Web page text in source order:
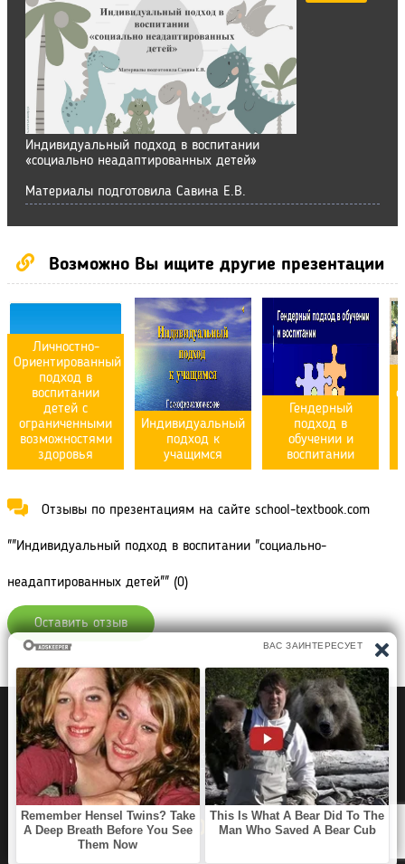
Индивидуальный подход в воспитании
«социально неадаптированных детей»
Материалы подготовила Савина Е.В.
Возможно Вы ищите другие презентации
Личностно-
Ориентированный
подход в
воспитании
детей с
ограниченными
возможностями
здоровья
Индивидуальный
подход к
учащимся
Гендерный
подход в
обучении и
воспитании
Отзывы по презентациям на сайте school-textbook.com
""Индивидуальный подход в воспитании "социально-
неадаптированных детей"" (0)
Оставить отзыв
SCHOOL TEXTBOOK
©2020 - 2026 School-textbook.com
Политика конфиденциальности
Правообладателям
Рефераты Дипломы Курсовые работы
Читать книги
Аудиокниги
Раскраски для детей
Загадки, Игры Головоломки